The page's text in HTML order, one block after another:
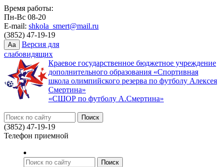
Время работы:
Пн-Вс 08-20
E-mail: shkola_smert@mail.ru
(3852) 47-19-19
Aa
Версия для
слабовидящих
Краевое государственное бюджетное учреждение
дополнительного образования «Спортивная
школа олимпийского резерва по футболу Алексея
Смертина»
«СШОР по футболу А.Смертина»
(3852) 47-19-19
Телефон приемной